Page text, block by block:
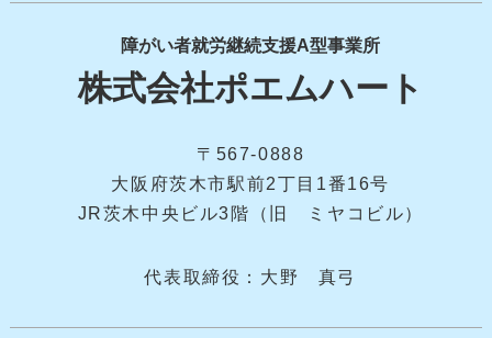
障がい者就労継続支援A型事業所
株式会社ポエムハート
〒567-0888
大阪府茨木市駅前2丁目1番16号
JR茨木中央ビル3階（旧 ミヤコビル）
代表取締役：大野 真弓